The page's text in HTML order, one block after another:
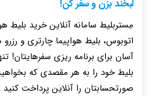
لبخند بزن و سفر کن!
مِستربلیط سامانه آنلاین خرید بلیط
اتوبوس، بلیط هواپیما چارتری و
آسان برای برنامه ریزی سفرهایتان!
بلیط خود را به هر مقصدی که
صورتحسابتان را آنلاین پرداخت